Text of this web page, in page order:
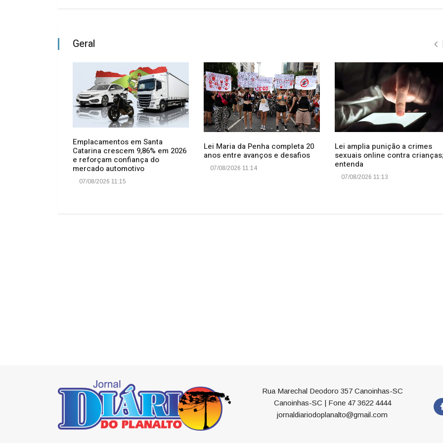
Geral
Emplacamentos em Santa
Catarina crescem 9,86% em 2026
e reforçam confiança do
mercado automotivo
07/08/2026 11:15
Lei Maria da Penha completa 20
anos entre avanços e desafios
07/08/2026 11:14
Lei amplia punição a crimes
sexuais online contra crianças;
entenda
07/08/2026 11:13
Rua Marechal Deodoro 357 Canoinhas-SC
Canoinhas-SC | Fone 47 3622 4444
jornaldiariodoplanalto@gmail.com